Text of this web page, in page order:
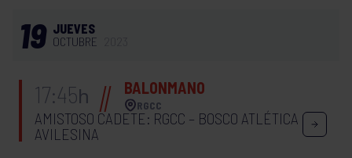
19 JUEVES
OCTUBRE
17:45h BALONMANO
RGCC
AMISTOSO CADETE: RGCC – BOSCO ATLÉTICA
AVILESINA